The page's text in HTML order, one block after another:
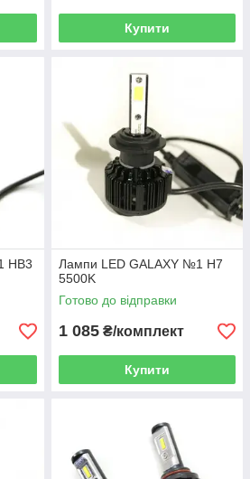
Купити
HB3
Лампи LED GALAXY №1 H7
5500K
Готово до відправки
1 085 ₴/комплект
Купити